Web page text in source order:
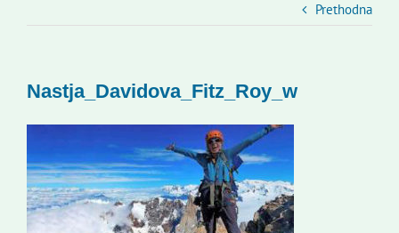
Kontakti
Novi odmev – naše glasilo
Prethodna
Nastja_Davidova_Fitz_Roy_w